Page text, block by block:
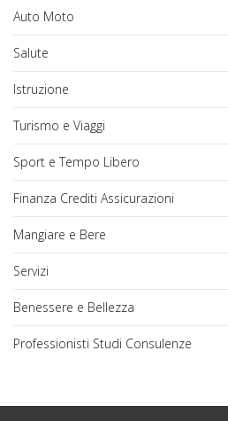
Auto Moto
Salute
Istruzione
Turismo e Viaggi
Sport e Tempo Libero
Finanza Crediti Assicurazioni
Mangiare e Bere
Servizi
Benessere e Bellezza
Professionisti Studi Consulenze